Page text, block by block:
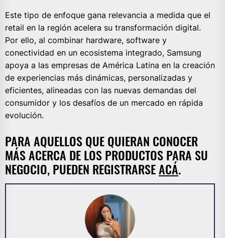
Este tipo de enfoque gana relevancia a medida que el
retail en la región acelera su transformación digital.
Por ello, al combinar hardware, software y
conectividad en un ecosistema integrado, Samsung
apoya a las empresas de América Latina en la creación
de experiencias más dinámicas, personalizadas y
eficientes, alineadas con las nuevas demandas del
consumidor y los desafíos de un mercado en rápida
evolución.
PARA AQUELLOS QUE QUIERAN CONOCER
MÁS ACERCA DE LOS PRODUCTOS PARA SU
NEGOCIO, PUEDEN REGISTRARSEACÁ.